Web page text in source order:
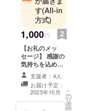
す(All-in
方式)
1,000円
【お礼のメッ
セージ】 感謝の
気持ちを込め
て、お礼のメッ
セージと大会結
果をお送りしま
す。 ※このリ
ターンは3,000円
支援者：4人
お届け予定：
2025年10月
こ
の
リ
タ
ー